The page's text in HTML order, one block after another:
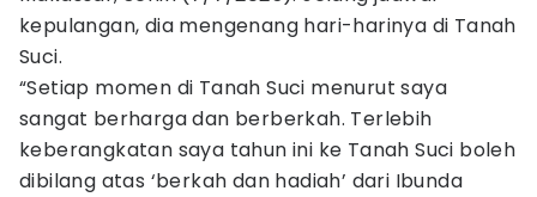
kepulangan, dia mengenang hari-harinya di Tanah
Suci.
“Setiap momen di Tanah Suci menurut saya
sangat berharga dan berberkah. Terlebih
keberangkatan saya tahun ini ke Tanah Suci boleh
dibilang atas ‘berkah dan hadiah’ dari Ibunda